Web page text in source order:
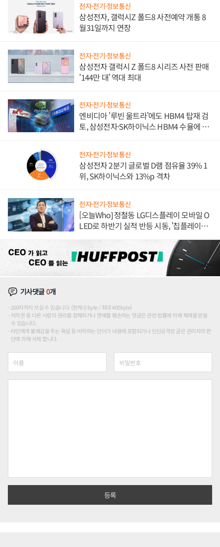
전자·전기·정보통신
삼성전자, 갤럭시Z 폴드8 사전예약 개통 8
월31일까지 연장
전자·전기·정보통신
삼성전자 갤럭시 Z 폴드8 시리즈 사전 판매
'144만 대' 역대 최대
전자·전기·정보통신
엔비디아 '루빈 울트라'에도 HBM4 탑재 검
토, 삼성전자·SK하이닉스 HBM4 수율에 주
전자·전기·정보통신
삼성전자 2분기 글로벌 D램 점유율 39% 1
위, SK하이닉스와 13%p 격차
전자·전기·정보통신
[오늘Who] 정철동 LG디스플레이 모바일 O
LED로 하반기 실적 반등 시동, '칩플레이
기사댓글0개
200자까지 쓰실 수 있습니다. (현재 0 byte / 최대 400byte)
저작권 등 다른 사람의 권리를 침해하거나 명예를 훼손하는 댓글은 관련 법률에 의해 제재를 받을
수 있습니다.
타인에게 불쾌감을 주는 욕설 등 비하하는 단어가 내용에 포함되거나 인신공격성 글은 관리자의 판
단에 의해 삭제 합니다.